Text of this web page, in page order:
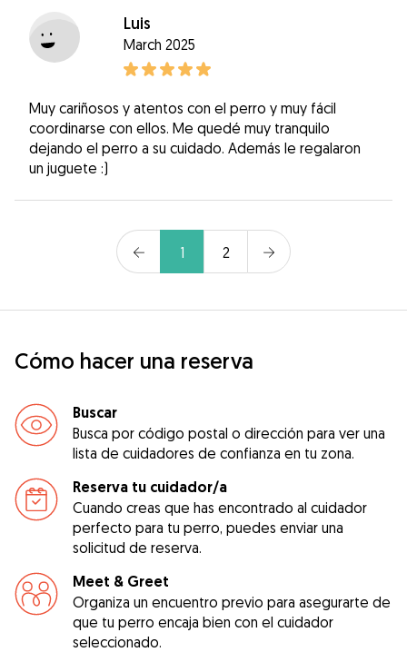
Luis
March 2025
Muy cariñosos y atentos con el perro y muy fácil
coordinarse con ellos. Me quedé muy tranquilo
dejando el perro a su cuidado. Además le regalaron
un juguete :)
1 2
Cómo hacer una reserva
Buscar
Busca por código postal o dirección para ver una
lista de cuidadores de confianza en tu zona.
Reserva tu cuidador/a
Cuando creas que has encontrado al cuidador
perfecto para tu perro, puedes enviar una
solicitud de reserva.
Meet & Greet
Organiza un encuentro previo para asegurarte de
que tu perro encaja bien con el cuidador
seleccionado.